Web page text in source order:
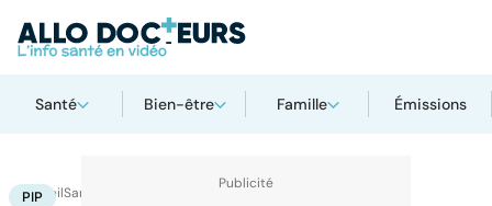
Santé Bien-être Famille Émissions
AccueilSanté
PIP